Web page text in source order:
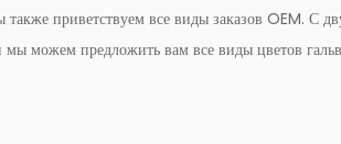
приветствуем все виды заказов OEM. С
можем предложить вам все виды цветов